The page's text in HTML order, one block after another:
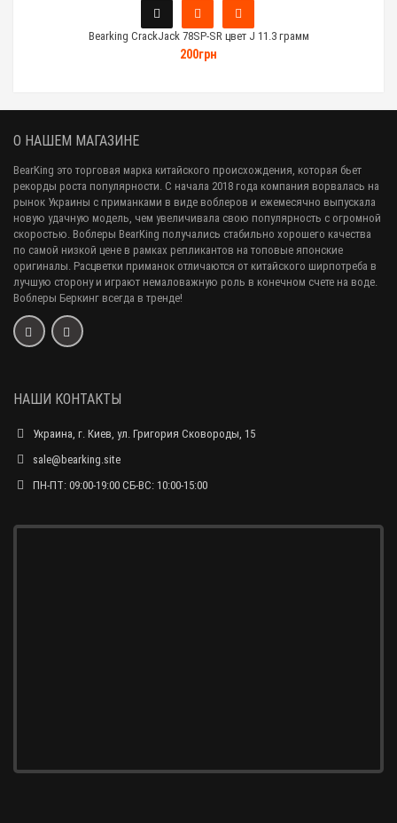
Bearking CrackJack 78SP-SR цвет J 11.3 грамм
200грн
О НАШЕМ МАГАЗИНЕ
BearKing это торговая марка китайского происхождения, которая бьет
рекорды роста популярности. С начала 2018 года компания ворвалась на
рынок Украины с приманками в виде воблеров и ежемесячно выпускала
новую удачную модель, чем увеличивала свою популярность с огромной
скоростью. Воблеры BearKing получались стабильно хорошего качества
по самой низкой цене в рамках репликантов на топовые японские
оригиналы. Расцветки приманок отличаются от китайского ширпотреба в
лучшую сторону и играют немаловажную роль в конечном счете на воде.
Воблеры Беркинг всегда в тренде!
НАШИ КОНТАКТЫ
Украина, г. Киев, ул. Григория Сковороды, 15
sale@bearking.site
ПН-ПТ: 09:00-19:00 СБ-ВС: 10:00-15:00